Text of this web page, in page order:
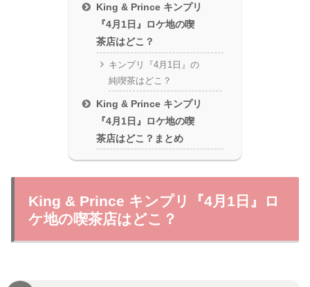
King & Prince キンプリ
『4月1日』ロケ地の喫
茶店はどこ？
キンプリ『4月1日』の
純喫茶はどこ？
King & Prince キンプリ
『4月1日』ロケ地の喫
茶店はどこ？まとめ
King & Prince キンプリ『4月1日』ロ
ケ地の喫茶店はどこ？